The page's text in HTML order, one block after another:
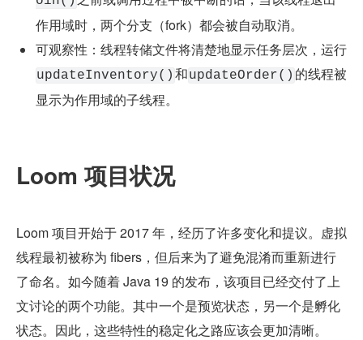
作用域时，两个分支（fork）都会被自动取消。
可观察性：线程转储文件将清楚地显示任务层次，运行
updateInventory() 和updateOrder() 的线程被
显示为作用域的子线程。
Loom 项目状况
Loom 项目开始于 2017 年，经历了许多变化和提议。虚拟
线程最初被称为 fibers，但后来为了避免混淆而重新进行
了命名。如今随着 Java 19 的发布，该项目已经交付了上
文讨论的两个功能。其中一个是预览状态，另一个是孵化
状态。因此，这些特性的稳定化之路应该会更加清晰。